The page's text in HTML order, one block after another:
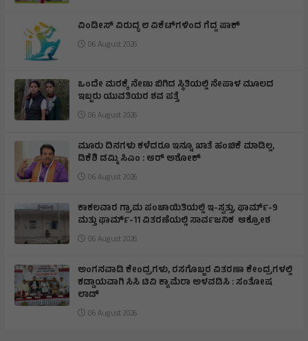
ವಿಂಡೀಸ್ ವಿರುದ್ಧ ೮ ವಿಕೆಟ್‌ಗಳಿಂದ ಗೆದ್ದ ಪಾಕ್
06 August 2026
ಒಂದೇ ಮರಕ್ಕೆ ನೇಣು ಬಿಗಿದ ಸ್ಥಿತಿಯಲ್ಲಿ ನೇಪಾಳ ಮೂಲದ
ಇಬ್ಬರು ಯುವತಿಯರ ಶವ ಪತ್ತೆ
06 August 2026
ಮೂರು ದಿನಗಳು ಕಳೆದರೂ ಇನ್ನೂ ಖಾತೆ ಹಂಚಿಕೆ ಮಾಡಿಲ್ಲ,
ಡಿಕೆಶಿ ಡಮ್ಮಿ ಸಿಎಂ : ಆರ್ ಅಶೋಕ್
06 August 2026
ಕಾಕಲವಾರ ಗ್ರಾಮ ಪಂಚಾಯಿತಿಯಲ್ಲಿ ಇ-ಸ್ವತ್ತು, ಫಾರ್ಮ್-9
ಮತ್ತು ಫಾರ್ಮ್-11 ವಿತರಣೆಯಲ್ಲಿ ಸಾರ್ವಜನಿಕ ಆಕ್ರೋಶ
06 August 2026
ಅಂಗನವಾಡಿ ಕೇಂದ್ರಗಳು, ರಸಗೊಬ್ಬರ ವಿತರಣಾ ಕೇಂದ್ರಗಳಲ್ಲಿ
ಕಡ್ಡಾಯವಾಗಿ ಸಿಸಿ ಟಿವಿ ಕ್ಯಾಮೆರಾ ಅಳವಡಿಸಿ : ಸಂತೋಷ
ಲಾಡ್
06 August 2026